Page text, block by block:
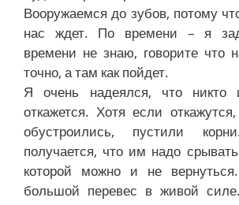
Вооружаемся до зубов, потому
нас ждет. По времени – я
времени не знаю, говорите что
точно, а там как пойдет.
Я очень надеялся, что никто
откажется. Хотя если
обустроились, пустили
получается, что им надо
которой можно и не
большой перевес в живой